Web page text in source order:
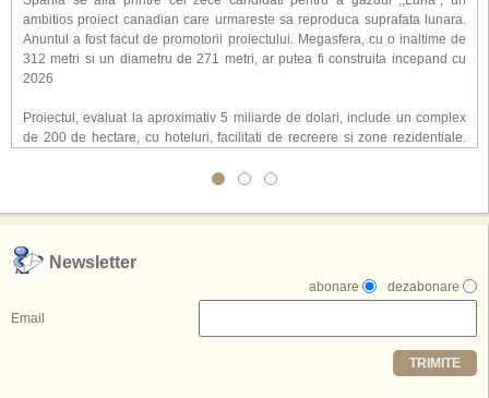
ambitios proiect canadian care urmareste sa reproduca suprafata lunara.
Anuntul a fost facut de promotorii proiectului. Megasfera, cu o inaltime de
312 metri si un diametru de 271 metri, ar putea fi construita incepand cu
2026
Proiectul, evaluat la aproximativ 5 miliarde de dolari, include un complex
de 200 de hectare, cu hoteluri, facilitati de recreere si zone rezidentiale.
atragerea a pana la 10 milioane de turisti anual. �Luna� ar putea deveni
exclusiv simularea suprafetei lunare.
,,Credem ca exista sanse mari sa anuntam nu doar o locatie, ci poate mai
multe'', a declarat Michael R. Henderson, cofondator al Moon World
Resorts, citat de Gulf News. Potrivit acestuia, 2026 ar putea deveni un an
decisiv pentru reali zarea proiectului.
Printre celelalte tari care concureaza pentru a gazdui aceasta constructie
se numara Australia, Brazilia, China, Egipt, India, Polonia, Thailanda,
Newsletter
dezabonare
abonare
Email
TRIMITE